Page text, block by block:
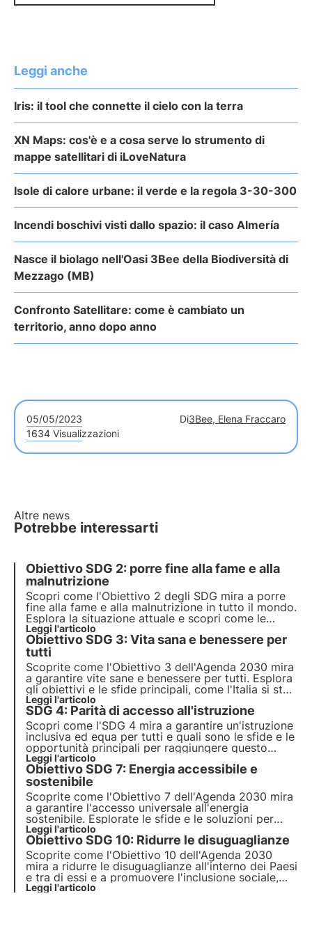
Leggi anche
Iris: il tool che connette il cielo con la terra
XN Maps: cos'è e a cosa serve lo strumento di
mappe satellitari di iLoveNatura
Isole di calore urbane: il verde e la regola 3-30-300
Incendi boschivi visti dallo spazio: il caso Almería
Nasce il biolago nell'Oasi 3Bee della Biodiversità di
Mezzago (MB)
Confronto Satellitare: come è cambiato un
territorio, anno dopo anno
05/05/2023 Di3Bee, Elena Fraccaro
1634 Visualizzazioni
Altre news
Potrebbe interessarti
Obiettivo SDG 2: porre fine alla fame e alla
malnutrizione
Scopri come l'Obiettivo 2 degli SDG mira a porre
fine alla fame e alla malnutrizione in tutto il mondo.
Esplora la situazione attuale e scopri come le
aziende possono contribuire a raggiungere questo
obiettivo. Esplora i punti chiave dell'Obiettivo 2, le
sfide e le possibili soluzioni per il futuro.
Leggi l'articolo
Obiettivo SDG 3: Vita sana e benessere per
tutti
Scoprite come l'Obiettivo 3 dell'Agenda 2030 mira
a garantire vite sane e benessere per tutti. Esplora
gli obiettivi e le sfide principali, come l'Italia si sta
muovendo per raggiungere questi obiettivi e come
le aziende possono contribuire a questo traguardo.
Leggi l'articolo
SDG 4: Parità di accesso all'istruzione
Scopri come l'SDG 4 mira a garantire un'istruzione
inclusiva ed equa per tutti e quali sono le sfide e le
opportunità principali per raggiungere questo
obiettivo. Scopri anche come 3Bee promuove
l'educazione ambientale e la formazione degli
adulti.
Leggi l'articolo
Obiettivo SDG 7: Energia accessibile e
sostenibile
Scoprite come l'Obiettivo 7 dell'Agenda 2030 mira
a garantire l'accesso universale all'energia
sostenibile. Esplorate le sfide e le soluzioni per
promuovere le energie rinnovabili e l'efficienza
energetica, il ruolo delle imprese e i progetti
innovativi in questo settore.
Leggi l'articolo
Obiettivo SDG 10: Ridurre le disuguaglianze
Scoprite come l'Obiettivo 10 dell'Agenda 2030
mira a ridurre le disuguaglianze all'interno dei Paesi
e tra di essi e a promuovere l'inclusione sociale,
economica e politica. Esplorare le principali cause
Leggi l'articolo